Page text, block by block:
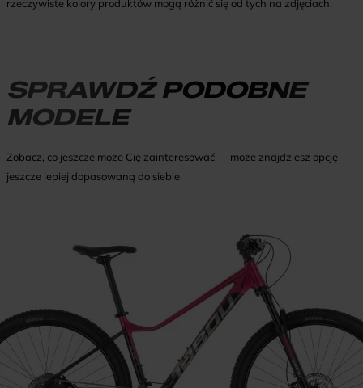
rzeczywiste kolory produktów mogą różnić się od tych na zdjęciach.
SPRAWDŹ PODOBNE
MODELE
Zobacz, co jeszcze może Cię zainteresować — może znajdziesz opcję
jeszcze lepiej dopasowaną do siebie.